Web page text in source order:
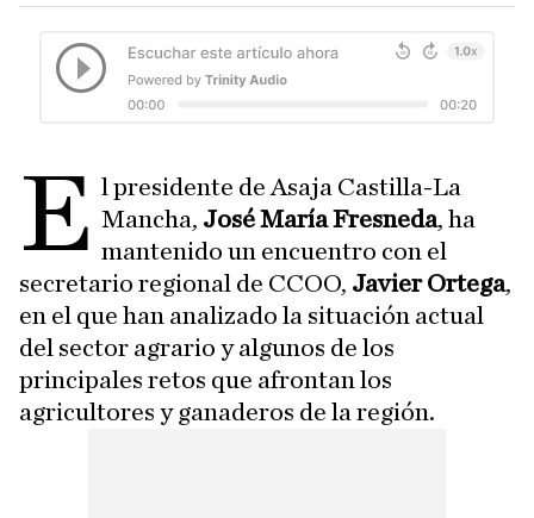
E l presidente de Asaja Castilla-La
Mancha, José María Fresneda, ha
mantenido un encuentro con el
secretario regional de CCOO, Javier Ortega,
en el que han analizado la situación actual
del sector agrario y algunos de los
principales retos que afrontan los
agricultores y ganaderos de la región.